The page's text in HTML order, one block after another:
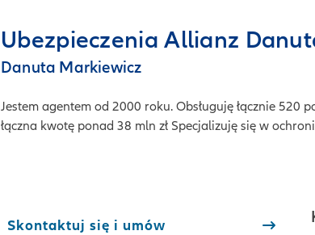
Ubezpieczenia Allianz
Danuta Markiewicz
Jestem agentem od 2000 roku. Obsługuję łącznie 520
łączna kwotę ponad 38 mln zł Specjalizuję się w
Skontaktuj się i umów